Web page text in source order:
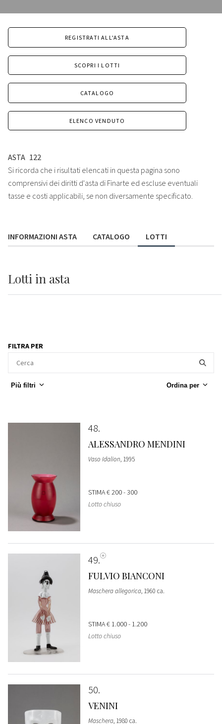
REGISTRATI ALL'ASTA
SCOPRI I LOTTI
CATALOGO
ELENCO VENDUTO
ASTA 122
Si ricorda che i risultati elencati in questa pagina sono
comprensivi dei diritti d'asta di Finarte ed escluse eventuali
tasse e costi applicabili, se non diversamente specificato.
INFORMAZIONI ASTA CATALOGO LOTTI
Lotti in asta
FILTRA PER
Più filtri Ordina per
48
ALESSANDRO MENDINI
Vaso Idalion, 1995
STIMA€ 200 - 300
Lotto chiuso
49
FULVIO BIANCONI
Maschera allegorica, 1960 ca.
STIMA€ 1.000 - 1.200
Lotto chiuso
50
VENINI
Maschera, 1980 ca.